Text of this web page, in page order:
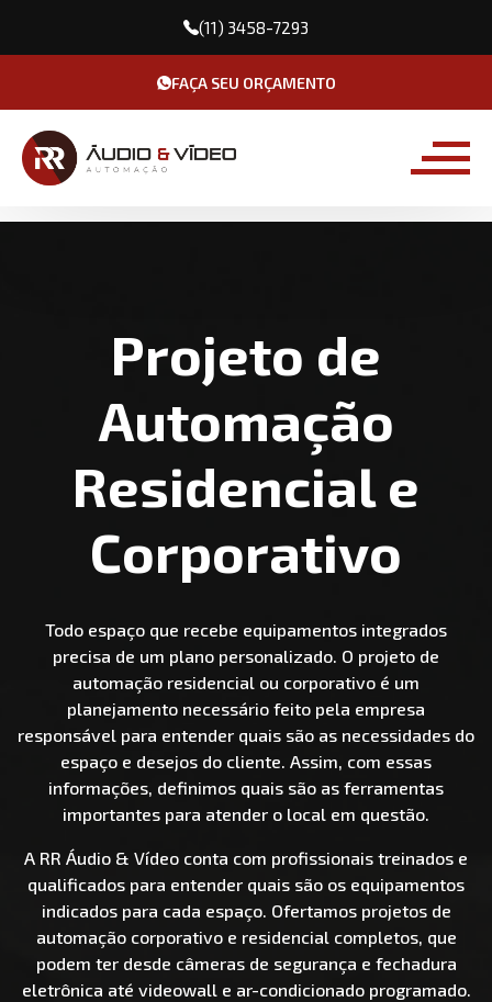
(11) 3458-7293
FAÇA SEU ORÇAMENTO
Projeto de
Automação
Residencial e
Corporativo
Todo espaço que recebe equipamentos integrados
precisa de um plano personalizado. O projeto de
automação residencial ou corporativo é um
planejamento necessário feito pela empresa
responsável para entender quais são as necessidades do
espaço e desejos do cliente. Assim, com essas
informações, definimos quais são as ferramentas
importantes para atender o local em questão.
A RR Áudio & Vídeo conta com profissionais treinados e
qualificados para entender quais são os equipamentos
indicados para cada espaço. Ofertamos projetos de
automação corporativo e residencial completos, que
podem ter desde câmeras de segurança e fechadura
eletrônica até videowall e ar-condicionado programado.